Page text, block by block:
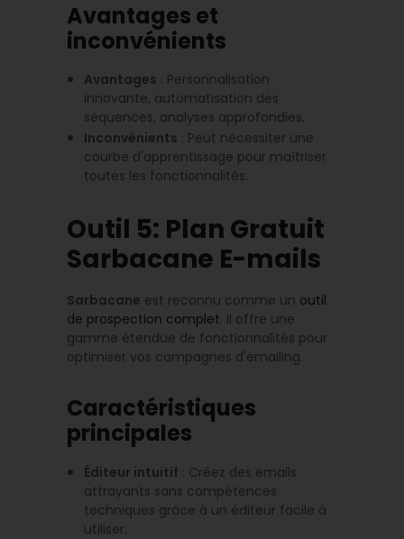
Avantages et
inconvénients
Avantages : Personnalisation
innovante, automatisation des
séquences, analyses approfondies.
Inconvénients : Peut nécessiter une
courbe d'apprentissage pour maîtriser
toutes les fonctionnalités.
Outil 5: Plan Gratuit
Sarbacane E-mails
Sarbacane est reconnu comme un outil
de prospection complet. Il offre une
gamme étendue de fonctionnalités pour
optimiser vos campagnes d'emailing.
Caractéristiques
principales
Éditeur intuitif : Créez des emails
attrayants sans compétences
techniques grâce à un éditeur facile à
utiliser.